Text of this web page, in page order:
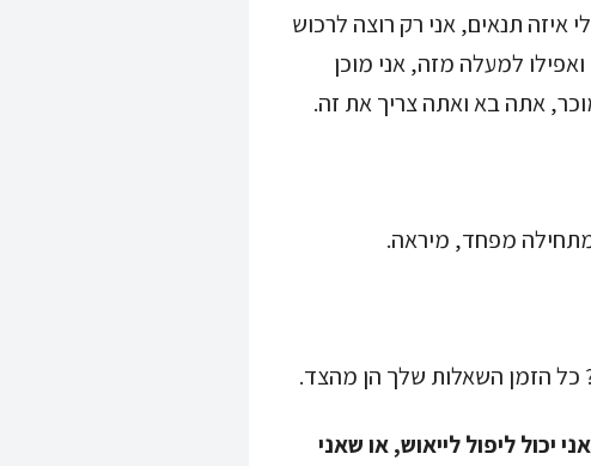
איזה תנאים, אני רק רוצה לרכוש
למעלה מזה, אני מוכן
אתה בא ואתה צריך את זה.
מפחד, מיראה.
כל הזמן השאלות שלך הן מהצד.
ליפול לייאוש, או שאני